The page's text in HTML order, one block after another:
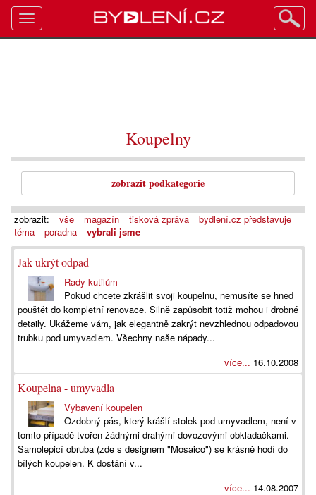
Koupelny
zobrazit podkategorie
zobrazit: vše magazín tisková zpráva
bydlení.cz představuje
téma
poradna vybrali jsme
Jak ukrýt odpad
Rady kutilům
Pokud chcete zkrášlit svoji koupelnu, nemusíte se hned
pouštět do kompletní renovace. Silně zapůsobit totiž mohou i drobné
detaily. Ukážeme vám, jak elegantně zakrýt nevzhlednou odpadovou
trubku pod umyvadlem. Všechny naše nápady...
více... 16.10.2008
Koupelna - umyvadla
Vybavení koupelen
Ozdobný pás, který krášlí stolek pod umyvadlem, není v
tomto případě tvořen žádnými drahými dovozovými obkladačkami.
Samolepicí obruba (zde s designem "Mosaico") se krásně hodí do
bílých koupelen. K dostání v...
více... 14.08.2007
Toggle
navigation